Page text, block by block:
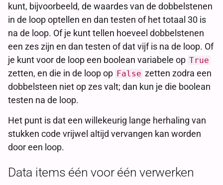
kunt, bijvoorbeeld, de waardes van de dobbelstenen
in de loop optellen en dan testen of het totaal 30 is
na de loop. Of je kunt tellen hoeveel dobbelstenen
een zes zijn en dan testen of dat vijf is na de loop. Of
je kunt voor de loop een boolean variabele op True
zetten, en die in de loop op False zetten zodra een
dobbelsteen niet op zes valt; dan kun je die boolean
testen na de loop.
Het punt is dat een willekeurig lange herhaling van
stukken code vrijwel altijd vervangen kan worden
door een loop.
Data items één voor één verwerken